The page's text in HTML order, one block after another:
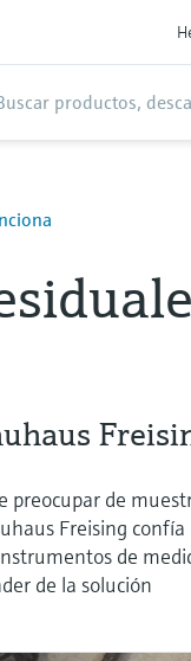
preocupar de
Freising confía
de
de la solución